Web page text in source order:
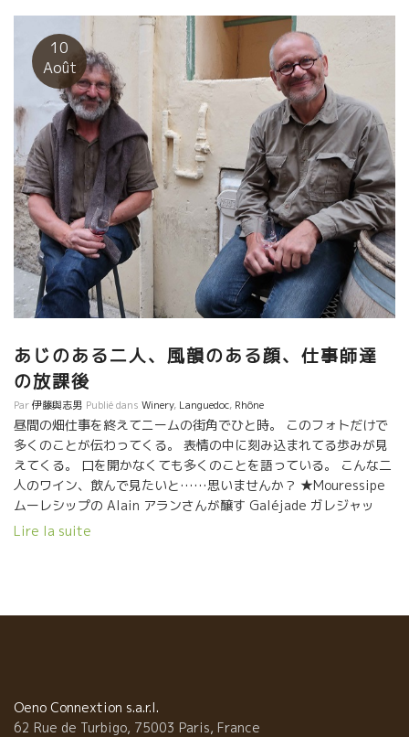
10
Août
あじのある二人、風韻のある顔、仕事師達
の放課後
Par伊藤與志男 Publié dans Winery, Languedoc, Rhône
昼間の畑仕事を終えてニームの街角でひと時。 このフォトだけで
多くのことが伝わってくる。 表情の中に刻み込まれてる歩みが見
えてくる。 口を開かなくても多くのことを語っている。 こんな二
人のワイン、飲んで見たいと……思いませんか？ ★Mouressipe
ムーレシップの Alain アランさんが醸す Galéjade ガレジャッ
ド、 どこまでも淡い色合いロゼ。 ★L’Anglore ラングロールの
donnent envie de déguster leur vin. ★ Galéjade …. Domaine
Mourressipie, Alain Allier La couleur du rosé a une douceur
Lire la suite
Oeno Connextion s.a.r.l.
62 Rue de Turbigo, 75003 Paris, France